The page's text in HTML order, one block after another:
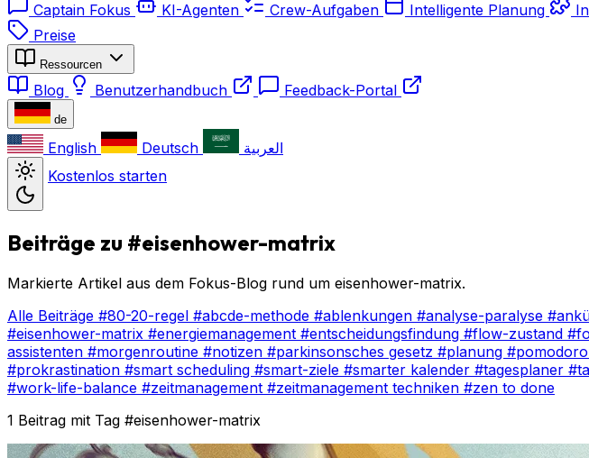
Captain Fokus KI-Agenten Crew-Aufgaben Intelligente Planung
Preise
Ressourcen
Blog Benutzerhandbuch Feedback-Portal
de
English Deutsch
العربية
Kostenlos starten
Beiträge zu #eisenhower-matrix
Markierte Artikel aus dem Fokus-Blog rund um eisenhower-matrix.
Alle Beiträge #80-20-regel #abcde-methode #ablenkungen #analyse-paralyse
#eisenhower-matrix #energiemanagement #entscheidungsfindung #flow-zustand
assistenten #morgenroutine #notizen #parkinsonsches gesetz #planung
#prokrastination #smart scheduling #smart-ziele #smarter kalender #tagesplaner
#work-life-balance #zeitmanagement #zeitmanagement techniken #zen to done
1 Beitrag mit Tag #eisenhower-matrix